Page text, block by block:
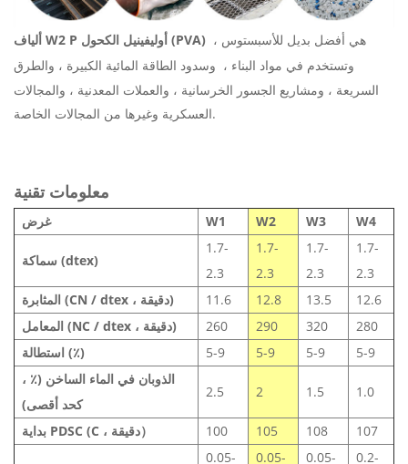
ألياف W2 P أوليفينيل الكحول (PVA)
وتستخدم في مواد البناء ، وسدود الطاقة المائية الكبيرة ، والطرق
السريعة ، ومشاريع الجسور الخرسانية ، والعملات المعدنية ، والمجالات
العسكرية وغيرها من المجالات الخاصة.
معلومات تقنية
غرض W1 W2 W3 W4
سماكة (dtex)
1.7-
2.3
1.7-
2.3
1.7-
2.3
1.7-
2.3
المثابرة (CN / dtex ، دقيقة)
11.6 12.8 13.5
12.6
المعامل (NC / dtex ، دقيقة)
260 290 320
280
استطالة (٪)
5-9 5-9 5-9
5-9
الذوبان في الماء الساخن (٪ ،
كحد أقصى)
2.5 2 1.5 1.0
بداية PDSC (C ، دقيقة） 100 105 108 107
0.05- 0.05- 0.05- 0.2-